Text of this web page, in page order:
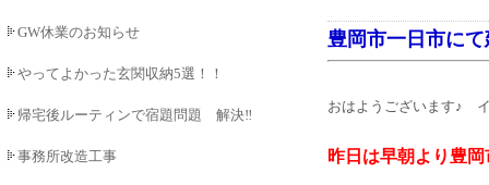
豊岡市一日市に
おはようございます♪
昨日は早朝より豊
GW休業のお知らせ
やってよかった玄関収納5選！！
帰宅後ルーティンで宿題問題 解決‼
事務所改造工事